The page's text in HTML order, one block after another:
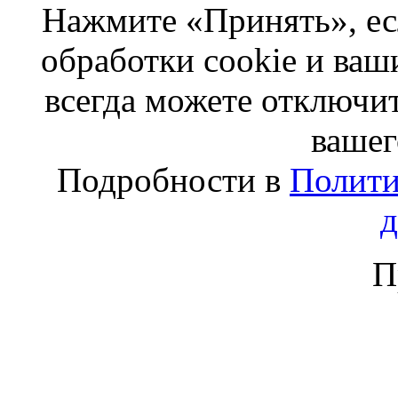
Нажмите «Принять»,
обработки cookie и
всегда можете
Подробности в